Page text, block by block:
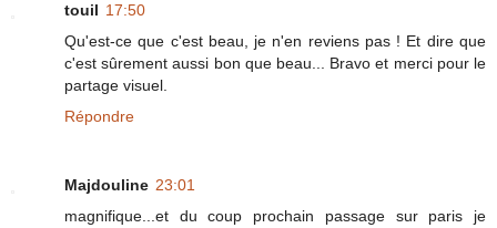
touil 17:50
Qu'est-ce que c'est beau, je n'en reviens pas ! Et dire que
c'est sûrement aussi bon que beau... Bravo et merci pour le
partage visuel.
Répondre
Majdouline 23:01
magnifique...et du coup prochain passage sur paris je